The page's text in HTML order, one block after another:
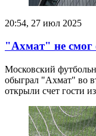
20:54, 27 июл 2025
"Ахмат" не
Московский
обыграл "Ахмат" во
открыли счет гости